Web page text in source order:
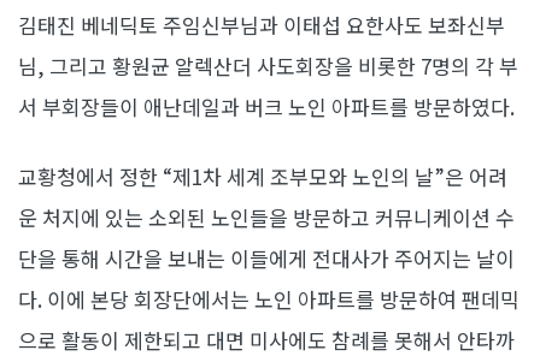
김태진 베네딕토 주임신부님과 이태섭 요한사도 보좌신부
님, 그리고 황원균 알렉산더 사도회장을 비롯한 7명의 각 부
서 부회장들이 애난데일과 버크 노인 아파트를 방문하였다.
교황청에서 정한 “제1차 세계 조부모와 노인의 날”은 어려
운 처지에 있는 소외된 노인들을 방문하고 커뮤니케이션 수
단을 통해 시간을 보내는 이들에게 전대사가 주어지는 날이
다. 이에 본당 회장단에서는 노인 아파트를 방문하여 팬데믹
으로 활동이 제한되고 대면 미사에도 참례를 못해서 안타까